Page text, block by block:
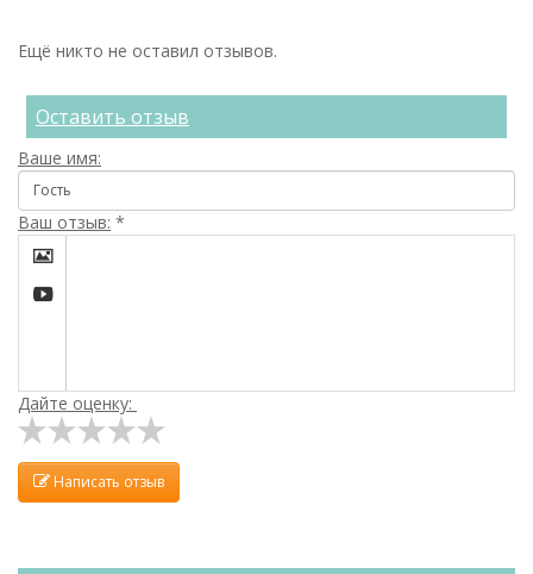
Ещё никто не оставил отзывов.
Оставить отзыв
Ваше имя:
Ваш отзыв: *


Дайте оценку:
Написать отзыв